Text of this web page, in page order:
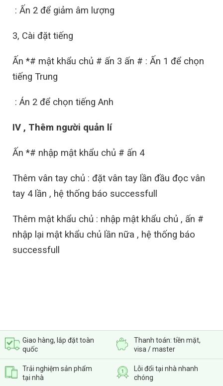
: Ấn 2 để giảm âm lượng
3, Cài đặt tiếng
Ấn *# mật khẩu chủ # ấn 3 ấn # : Ấn 1 để chọn
tiếng Trung
: Án 2 để chọn tiếng Anh
IV , Thêm người quản lí
Ấn *# nhập mật khẩu chủ # ấn 4
Thêm vân tay chủ : đặt vân tay lần đầu đọc vân
tay 4 lần , hệ thống báo successfull
Thêm mật khẩu chủ : nhập mật khẩu chủ , ấn #
nhập lại mật khẩu chủ lần nữa , hệ thống báo
successfull
Giao hàng, lắp đặt toàn
quốc
Thanh toán: tiền mặt,
visa / master
Trải nghiệm sản phẩm
tại nhà
Lỗi đổi tại nhà nhanh
chóng